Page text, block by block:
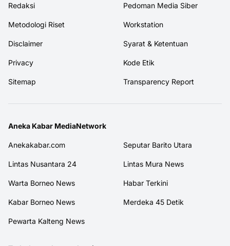
Redaksi Pedoman Media Siber
Metodologi Riset Workstation
Disclaimer Syarat & Ketentuan
Privacy Kode Etik
Sitemap Transparency Report
Aneka Kabar MediaNetwork
Anekakabar.com Seputar Barito Utara
Lintas Nusantara 24 Lintas Mura News
Warta Borneo News Habar Terkini
Kabar Borneo News Merdeka 45 Detik
Pewarta Kalteng News